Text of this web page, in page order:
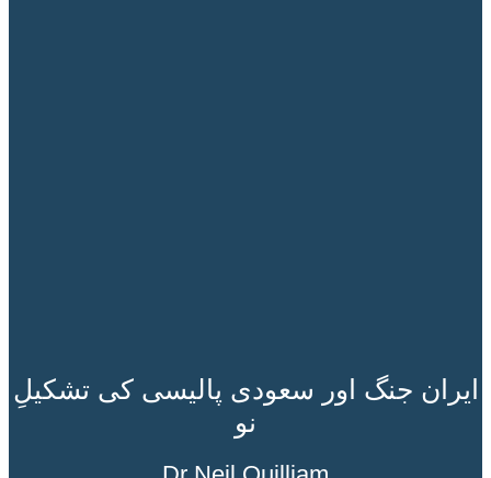
ایران جنگ اور سعودی پالیسی کی تشکیلِ
نو